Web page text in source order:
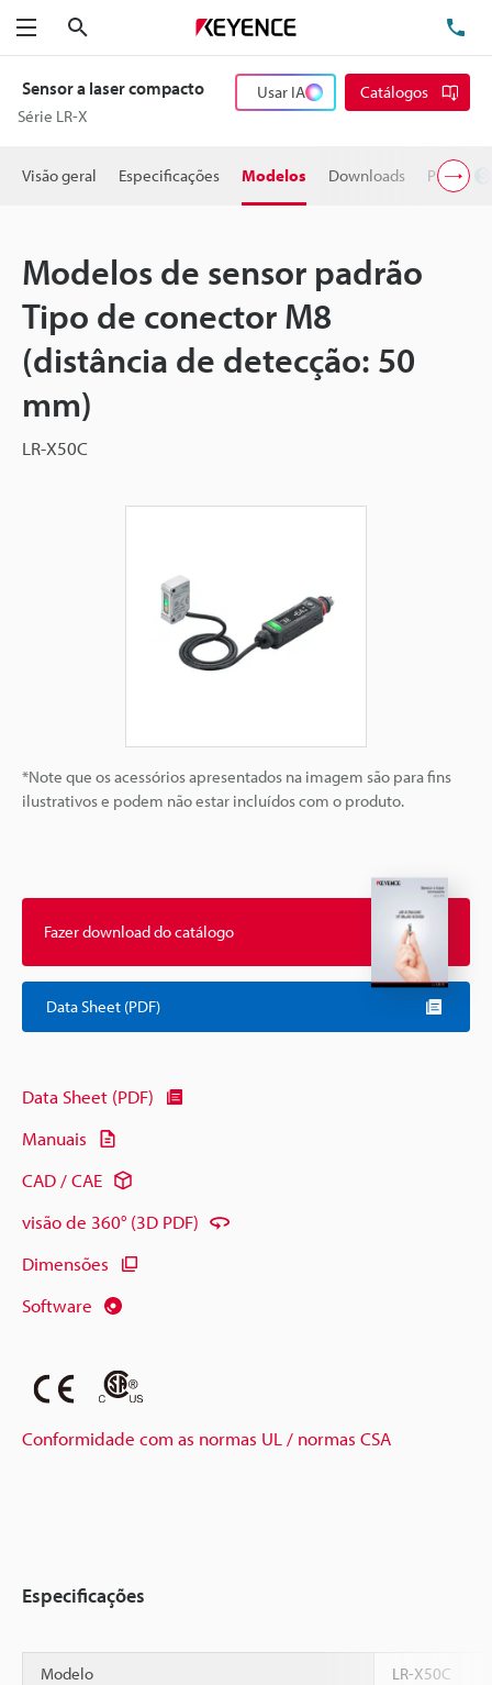
Menu
Sensor a laser compacto
Série LR-X
Usar IA Catálogos
Visão geral Especificações Modelos Downloads Preço
Modelos de sensor padrão
Tipo de conector M8
(distância de detecção: 50
mm)
LR-X50C
*Note que os acessórios apresentados na imagem são para fins
ilustrativos e podem não estar incluídos com o produto.
Fazer download do catálogo
Data Sheet (PDF)
Data Sheet (PDF)
Manuais
CAD / CAE
visão de 360° (3D PDF)
Dimensões
Software
Conformidade com as normas UL / normas CSA
Especificações
Modelo LR-X50C